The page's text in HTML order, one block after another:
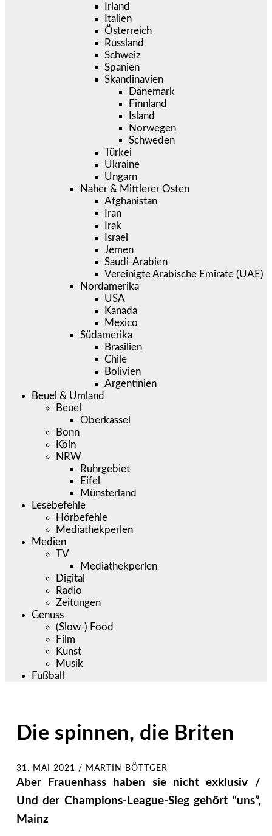
Irland
Italien
Österreich
Russland
Schweiz
Spanien
Skandinavien
Dänemark
Finnland
Island
Norwegen
Schweden
Türkei
Ukraine
Ungarn
Naher & Mittlerer Osten
Afghanistan
Iran
Irak
Israel
Jemen
Saudi-Arabien
Vereinigte Arabische Emirate (UAE)
Nordamerika
USA
Kanada
Mexico
Südamerika
Brasilien
Chile
Bolivien
Argentinien
Beuel & Umland
Beuel
Oberkassel
Bonn
Köln
NRW
Ruhrgebiet
Eifel
Münsterland
Lesebefehle
Hörbefehle
Mediathekperlen
Medien
TV
Mediathekperlen
Digital
Radio
Zeitungen
Genuss
(Slow-) Food
Film
Kunst
Musik
Fußball
Die spinnen, die Briten
31. MAI 2021 / MARTIN BÖTTGER
Aber Frauenhass haben sie nicht exklusiv /
Und der Champions-League-Sieg gehört “uns”,
Mainz